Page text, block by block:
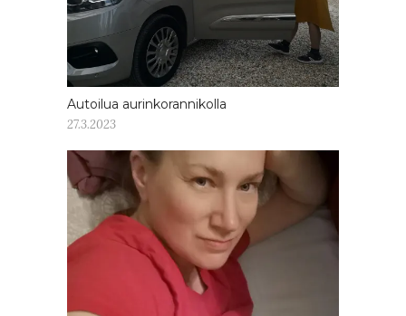
Autoilua aurinkorannikolla
27.3.2023